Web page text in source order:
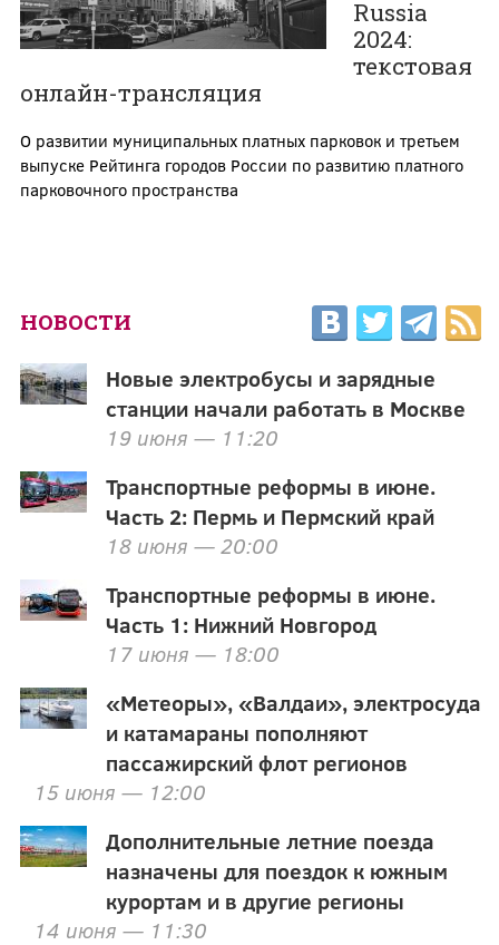
Russia
2024:
текстовая
онлайн-трансляция
О развитии муниципальных платных парковок и третьем
выпуске Рейтинга городов России по развитию платного
парковочного пространства
НОВОСТИ
Новые электробусы и зарядные
станции начали работать в Москве
19 июня — 11:20
Транспортные реформы в июне.
Часть 2: Пермь и Пермский край
18 июня — 20:00
Транспортные реформы в июне.
Часть 1: Нижний Новгород
17 июня — 18:00
«Метеоры», «Валдаи», электросуда
и катамараны пополняют
пассажирский флот регионов
15 июня — 12:00
Дополнительные летние поезда
назначены для поездок к южным
курортам и в другие регионы
14 июня — 11:30